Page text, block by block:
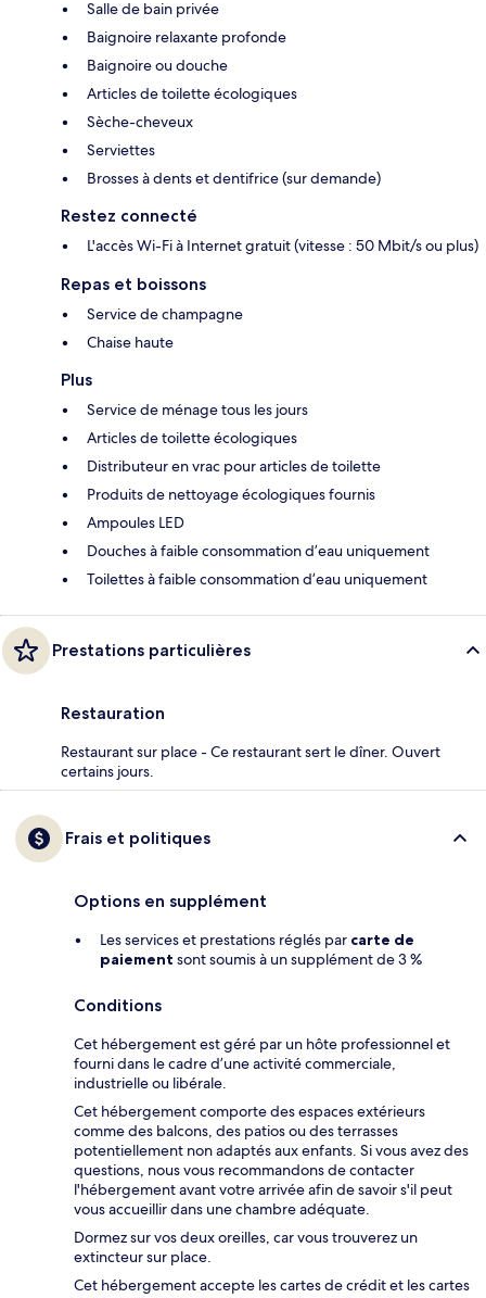
Salle de bain privée
Baignoire relaxante profonde
Baignoire ou douche
Articles de toilette écologiques
Sèche-cheveux
Serviettes
Brosses à dents et dentifrice (sur demande)
Restez connecté
L'accès Wi-Fi à Internet gratuit (vitesse : 50 Mbit/s ou plus)
Repas et boissons
Service de champagne
Chaise haute
Plus
Service de ménage tous les jours
Articles de toilette écologiques
Distributeur en vrac pour articles de toilette
Produits de nettoyage écologiques fournis
Ampoules LED
Douches à faible consommation d’eau uniquement
Toilettes à faible consommation d’eau uniquement
Prestations particulières
Restauration
Restaurant sur place - Ce restaurant sert le dîner. Ouvert
certains jours.
Frais et politiques
Options en supplément
Les services et prestations réglés par carte de
paiement sont soumis à un supplément de 3 %
Conditions
Cet hébergement est géré par un hôte professionnel et
fourni dans le cadre d’une activité commerciale,
industrielle ou libérale.
Cet hébergement comporte des espaces extérieurs
comme des balcons, des patios ou des terrasses
potentiellement non adaptés aux enfants. Si vous avez des
questions, nous vous recommandons de contacter
l'hébergement avant votre arrivée afin de savoir s'il peut
vous accueillir dans une chambre adéquate.
Dormez sur vos deux oreilles, car vous trouverez un
extincteur sur place.
Cet hébergement accepte les cartes de crédit et les cartes